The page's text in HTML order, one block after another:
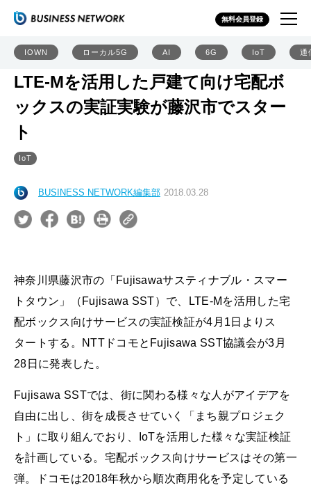
無料会員登録
IOWN ローカル5G AI 6G IoT 通
LTE-Mを活用した戸建て向け宅配ボ
ックスの実証実験が藤沢市でスター
ト
IoT
BUSINESS NETWORK編集部 2018.03.28
神奈川県藤沢市の「Fujisawaサスティナブル・スマー
トタウン」（Fujisawa SST）で、LTE-Mを活用した宅
配ボックス向けサービスの実証検証が4月1日よりス
タートする。NTTドコモとFujisawa SST協議会が3月
28日に発表した。
Fujisawa SSTでは、街に関わる様々な人がアイデアを
自由に出し、街を成長させていく「まち親プロジェク
ト」に取り組んでおり、IoTを活用した様々な実証検証
を計画している。宅配ボックス向けサービスはその第一
弾。ドコモは2018年秋から順次商用化を予定している